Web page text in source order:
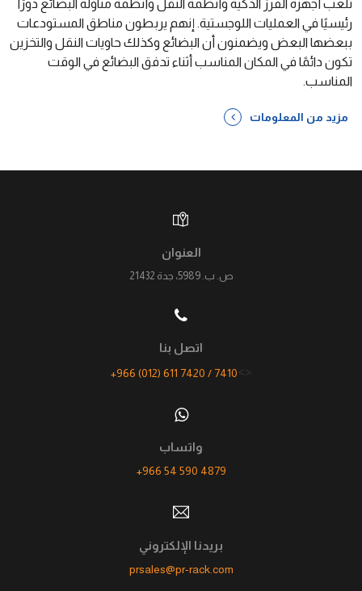
تلعب أجهزة الفرز الذكية وأنظمة النقل وأنظمة مناولة البضائع دورًا
رئيسيًا في العمليات اللوجستية. إنهم يربطون مناطق المستودعات
ببعضها البعض ويضمنون أن البضائع وكذلك حاويات النقل والتخزين
تكون دائمًا في المكان المناسب أثناء تدفق البضائع في الوقت
المناسب.
مزيد من المعلومات
العنوان
ص. ب. 5989، جدة 21432
اتصل بنا
+966 (012) 611 7420 / 7410
واتساب
+966 54 590 4879
بريدنا الإلكتروني
prsales@pr-rack.com